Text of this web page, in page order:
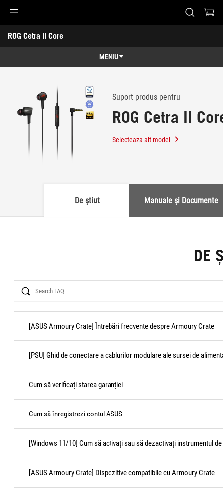
Accessibility links
Skip to content
Accessibility Help
Skip to Menu
ASUS Footer
ROG Cetra II Core
-
MENIU
Caracteristici
Specificatii
Premii
Suport
Suport produs pentru
ROG Cetra II
Selecteaza alt model
De știut Manuale și Documente
DE
Search
[ASUS Armoury Crate] Întrebări frecvente despre Armoury Crate
[PSU] Ghid de conectare a cablurilor modulare ale sursei de
Cum să verificați starea garanției
Cum să înregistrezi contul ASUS
[Windows 11/10] Cum să activați sau să dezactivați instrumentul
[ASUS Armoury Crate] Dispozitive compatibile cu Armoury Crate